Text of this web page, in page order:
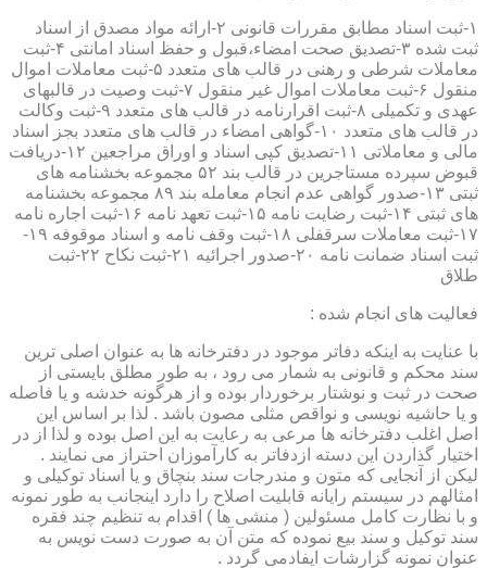
۱-ثبت اسناد مطابق مقررات قانونی ۲-ارائه مواد مصدق از اسناد
ثبت شده ۳-تصدیق صحت امضاء،قبول و حفظ اسناد امانتی ۴-ثبت
معاملات شرطی و رهنی در قالب های متعدد ۵-ثبت معاملات اموال
منقول ۶-ثبت معاملات اموال غیر منقول ۷-ثبت وصیت در قالبهای
عهدی و تکمیلی ۸-ثبت اقرارنامه در قالب های متعدد ۹-ثبت وکالت
در قالب های متعدد ۱۰-گواهی امضاء در قالب های متعدد بجز اسناد
مالی و معاملاتی ۱۱-تصدیق کپی اسناد و اوراق مراجعین ۱۲-دریافت
قبوض سپرده مستاجرین در قالب بند ۵۲ مجموعه بخشنامه های
ثبتی ۱۳-صدور گواهی عدم انجام معامله بند ۸۹ مجموعه بخشنامه
های ثبتی ۱۴-ثبت رضایت نامه ۱۵-ثبت تعهد نامه ۱۶-ثبت اجاره نامه
۱۷-ثبت معاملات سرقفلی ۱۸-ثبت وقف نامه و اسناد موقوفه ۱۹-
ثبت اسناد ضمانت نامه ۲۰-صدور اجرائیه ۲۱-ثبت نکاح ۲۲-ثبت
طلاق
فعالیت های انجام شده :
با عنایت به اینکه دفاتر موجود در دفترخانه ها به عنوان اصلی ترین
سند محکم و قانونی به شمار می رود ، به طور مطلق بایستی از
صحت در ثبت و نوشتار برخوردار بوده و از هرگونه خدشه و یا فاصله
و یا حاشیه نویسی و نواقص مثلی مصون باشد . لذا بر اساس این
اصل اغلب دفترخانه ها مرعی به رعایت به این اصل بوده و لذا از در
اختیار گذاردن این دسته ازدفاتر به کارآموزان احتراز می نمایند .
لیکن از آنجایی که متون و مندرجات سند بنچاق و یا اسناد توکیلی و
امثالهم در سیستم رایانه قابلیت اصلاح را دارد اینجانب به طور نمونه
و با نظارت کامل مسئولین ( منشی ها ) اقدام به تنظیم چند فقره
سند توکیل و سند بیع نموده که متن آن به صورت دست نویس به
عنوان نمونه گزارشات ایفادمی گردد .